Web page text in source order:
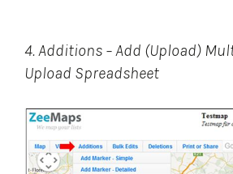
4. Additions – Add (Upload)
Upload Spreadsheet